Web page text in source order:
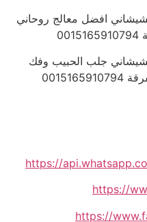
افضل معالج روحاني
جلب الحبيب وفك
https://
https://
https://